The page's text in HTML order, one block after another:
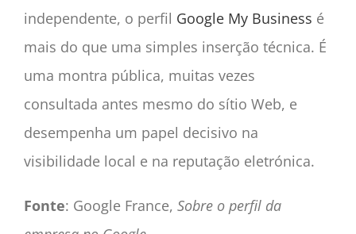
independente, o perfil Google My Business é
mais do que uma simples inserção técnica. É
uma montra pública, muitas vezes
consultada antes mesmo do sítio Web, e
desempenha um papel decisivo na
visibilidade local e na reputação eletrónica.
Fonte: Google France, Sobre o perfil da